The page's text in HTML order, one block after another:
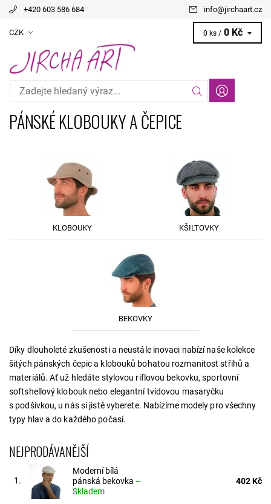
+420 603 586 684 info@jirchaart.cz
CZK 0 ks / 0 Kč
PÁNSKÉ KLOBOUKY A ČEPICE
KLOBOUKY KŠILTOVKY
BEKOVKY
Díky dlouholeté zkušenosti a neustále inovaci nabízí naše kolekce
šitých pánských čepic a klobouků bohatou rozmanitost střihů a
materiálů. Ať už hledáte stylovou riflovou bekovku, sportovní
softshellový klobouk nebo elegantní tvídovou masaryčku
s podšívkou, u nás si jistě vyberete. Nabízíme modely pro všechny
typy hlav a do každého počasí.
NEJPRODÁVANĚJŠÍ
1.
Moderní bílá
pánská bekovka –
Skladem
402 Kč